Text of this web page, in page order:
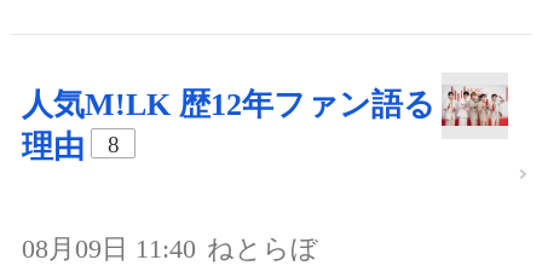
人気M!LK 歴12年ファン語る
理由
8
08月09日 11:40 ねとらぼ